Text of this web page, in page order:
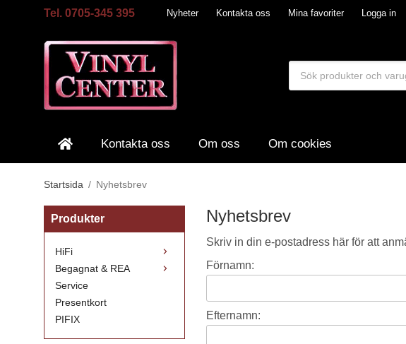
Tel. 0705-345 395 Nyheter Kontakta oss Mina favoriter Logga in
Kontakta oss Om oss Om cookies
Startsida / Nyhetsbrev
Produkter
HiFi
Begagnat & REA
Service
Presentkort
PIFIX
Nyhetsbrev
Skriv in din e-postadress här för att
Förnamn:
Efternamn: